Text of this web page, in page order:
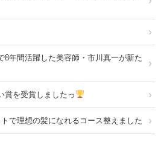
8年間活躍した美容師・市川真一が新た
賞を受賞しましたっ
トで理想の髪になれるコース整えました